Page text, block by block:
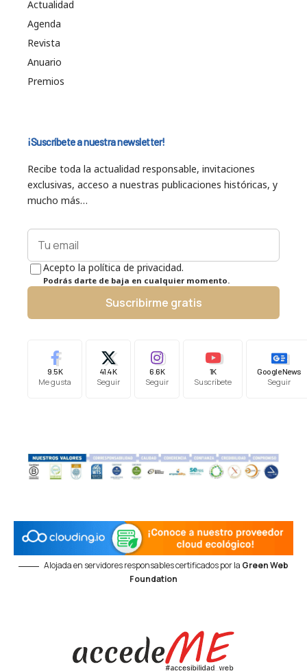
Actualidad
Agenda
Revista
Anuario
Premios
¡Suscríbete a nuestra newsletter!
Recibe toda la actualidad responsable, invitaciones
exclusivas, acceso a nuestras publicaciones históricas, y
mucho más…
Acepto la política de privacidad.
Podrás darte de baja en cualquier momento.
Suscribirme gratis
9.5K
Me gusta
41.4K
Seguir
6.6K
Seguir
1K
Suscríbete
Google News
Seguir
Alojada en servidores responsables certificados por la Green Web
Foundation